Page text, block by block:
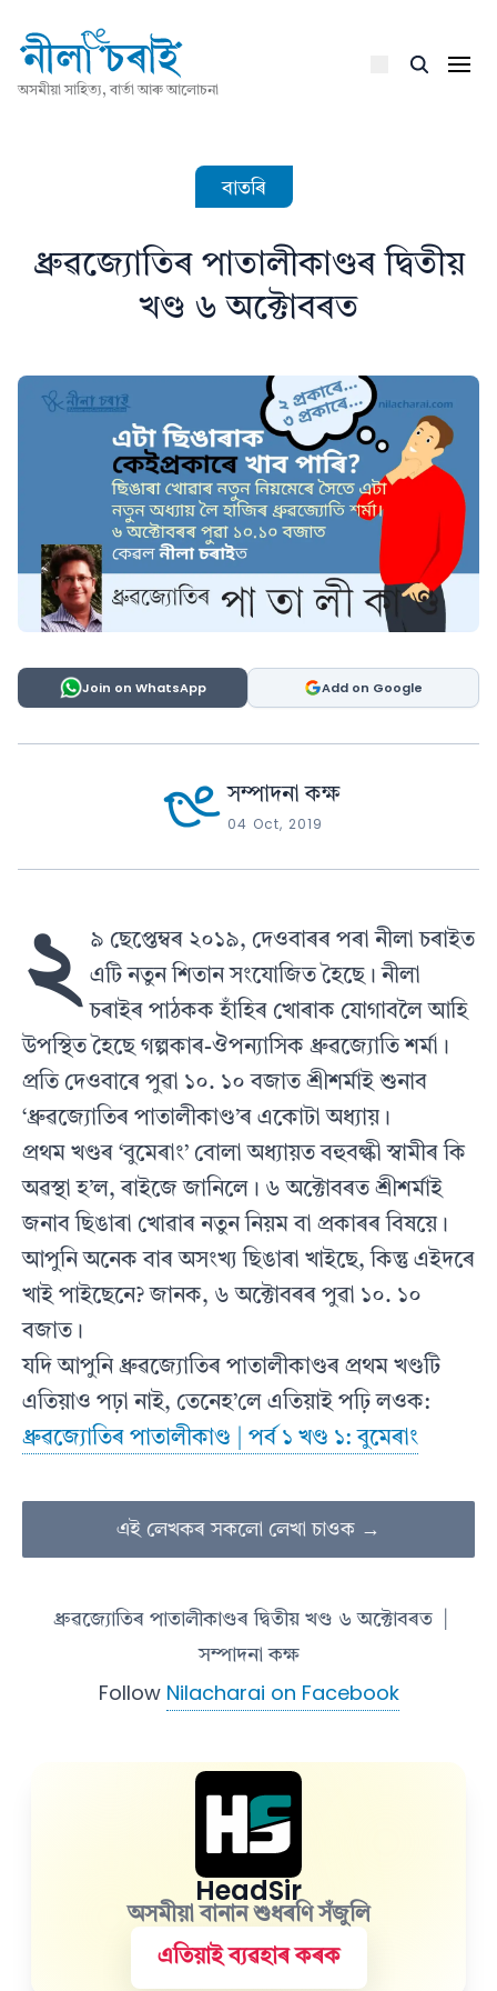
অসমীয়া সাহিত্য, বাৰ্তা আৰু আলোচনা
বাতৰি
ধ্ৰুৱজ্যোতিৰ পাতালীকাণ্ডৰ দ্বিতীয়
খণ্ড ৬ অক্টোবৰত
Join on WhatsApp Add on Google
সম্পাদনা কক্ষ
04 Oct, 2019
২
৯ ছেপ্তেম্বৰ ২০১৯, দেওবাৰৰ পৰা নীলা চৰাইত
এটি নতুন শিতান সংযোজিত হৈছে। নীলা
চৰাইৰ পাঠকক হাঁহিৰ খোৰাক যোগাবলৈ আহি
উপস্থিত হৈছে গল্পকাৰ-ঔপন্যাসিক ধ্ৰুৱজ্যোতি শৰ্মা।
প্ৰতি দেওবাৰে পুৱা ১০. ১০ বজাত শ্ৰীশৰ্মাই শুনাব
‘ধ্ৰুৱজ্যোতিৰ পাতালীকাণ্ড’ৰ একোটা অধ্যায়।
প্ৰথম খণ্ডৰ ‘বুমেৰাং’ বোলা অধ্যায়ত বহুবল্কী স্বামীৰ কি
অৱস্থা হ’ল, ৰাইজে জানিলে। ৬ অক্টোবৰত শ্ৰীশৰ্মাই
জনাব ছিঙাৰা খোৱাৰ নতুন নিয়ম বা প্ৰকাৰৰ বিষয়ে।
আপুনি অনেক বাৰ অসংখ্য ছিঙাৰা খাইছে, কিন্তু এইদৰে
খাই পাইছেনে? জানক, ৬ অক্টোবৰৰ পুৱা ১০. ১০
বজাত।
যদি আপুনি ধ্ৰুৱজ্যোতিৰ পাতালীকাণ্ডৰ প্ৰথম খণ্ডটি
এতিয়াও পঢ়া নাই, তেনেহ’লে এতিয়াই পঢ়ি লওক:
ধ্ৰুৱজ্যোতিৰ পাতালীকাণ্ড | পৰ্ব ১ খণ্ড ১: বুমেৰাং
এই লেখকৰ সকলো লেখা চাওক →
ধ্ৰুৱজ্যোতিৰ পাতালীকাণ্ডৰ দ্বিতীয় খণ্ড ৬ অক্টোবৰত
সম্পাদনা কক্ষ
Follow Nilacharai on Facebook
HeadSir
অসমীয়া বানান শুধৰণি সঁজুলি
এতিয়াই ব্যৱহাৰ কৰক